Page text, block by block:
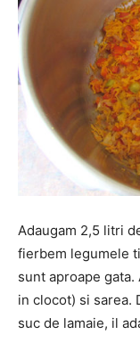
Adaugam 2,5 litri
fierbem legumele
sunt aproape
in clocot) si sarea.
suc de lamaie, il